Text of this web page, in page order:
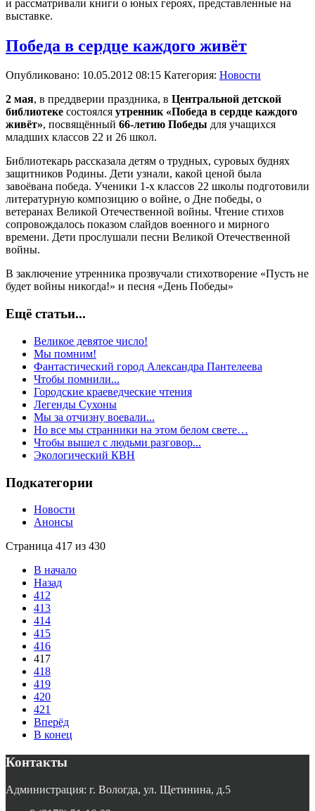
и рассматривали книги о юных героях, представленные на
выставке.
Победа в сердце каждого живёт
Опубликовано: 10.05.2012 08:15 Категория: Новости
2 мая, в преддверии праздника, в Центральной детской
библиотеке состоялся утренник «Победа в сердце каждого
живёт», посвящённый 66-летию Победы для учащихся
младших классов 22 и 26 школ.
Библиотекарь рассказала детям о трудных, суровых буднях
защитников Родины. Дети узнали, какой ценой была
завоёвана победа. Ученики 1-х классов 22 школы подготовили
литературную композицию о войне, о Дне победы, о
ветеранах Великой Отечественной войны. Чтение стихов
сопровождалось показом слайдов военного и мирного
времени. Дети прослушали песни Великой Отечественной
войны.
В заключение утренника прозвучали стихотворение «Пусть не
будет войны никогда!» и песня «День Победы»
Ещё статьи...
Великое девятое число!
Мы помним!
Фантастический город Александра Пантелеева
Чтобы помнили...
Городские краеведческие чтения
Легенды Сухоны
Мы за отчизну воевали...
Но все мы странники на этом белом свете…
Чтобы вышел с людьми разговор...
Экологический КВН
Подкатегории
Новости
Анонсы
Страница 417 из 430
В начало
Назад
412
413
414
415
416
417
418
419
420
421
Вперёд
В конец
Контакты
Администрация: г. Вологда, ул. Щетинина, д.5